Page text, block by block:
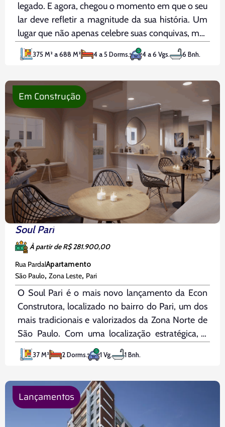
legado. E agora, chegou o momento em que o seu
lar deve refletir a magnitude da sua história. Um
lugar que não apenas celebre suas conquivas, mas
que se torne o coração pulsante de novas
memórias, o ponto de encontro de gerações
375 M² a 688 M² 4 a 5 Dorms. 4 a 6 Vgs. 6 Bnh.
Soul Pari
À partir de R$ 281.900,00
Rua PardalApartamento
São Paulo, Zona Leste, Pari
O Soul Pari é o mais novo lançamento da Econ
Construtora, localizado no bairro do Pari, um dos
mais tradicionais e valorizados da Zona Norte de
São Paulo. Com uma localização estratégica, a
apenas 5 minutos da Estação Armênia da linha
azul do metrô, o empreendimento oferece fácil
Em Construção
37 M² 2 Dorms. 1 Vg. 1 Bnh.
Lançamentos